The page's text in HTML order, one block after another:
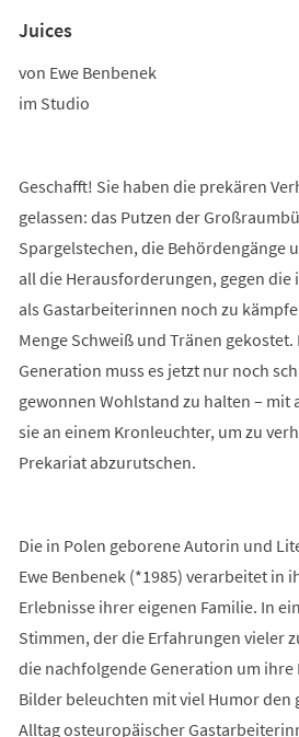
Juices
von Ewe Benbenek
im Studio
Geschafft! Sie haben die prekären
gelassen: das Putzen der
Spargelstechen, die Behördengänge
all die Herausforderungen, gegen
als Gastarbeiterinnen noch zu
Menge Schweiß und Tränen
Generation muss es jetzt nur noch
gewonnen Wohlstand zu halten – mit
sie an einem Kronleuchter, um zu
Prekariat abzurutschen.
Die in Polen geborene Autorin und
Ewe Benbenek (*1985) verarbeitet in
Erlebnisse ihrer eigenen Familie. In
Stimmen, der die Erfahrungen vieler
die nachfolgende Generation um
Bilder beleuchten mit viel Humor den
Alltag osteuropäischer